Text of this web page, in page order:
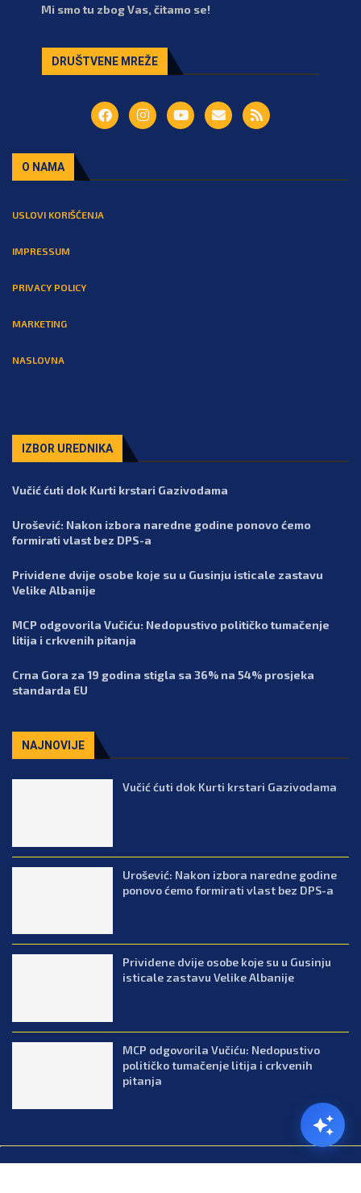
Mi smo tu zbog Vas, čitamo se!
DRUŠTVENE MREŽE
O NAMA
USLOVI KORIŠĆENJA
IMPRESSUM
PRIVACY POLICY
MARKETING
NASLOVNA
IZBOR UREDNIKA
Vučić ćuti dok Kurti krstari Gazivodama
Urošević: Nakon izbora naredne godine ponovo ćemo
formirati vlast bez DPS-a
Prividene dvije osobe koje su u Gusinju isticale zastavu
Velike Albanije
MCP odgovorila Vučiću: Nedopustivo političko tumačenje
litija i crkvenih pitanja
Crna Gora za 19 godina stigla sa 36% na 54% prosjeka
standarda EU
NAJNOVIJE
Vučić ćuti dok Kurti krstari Gazivodama
Urošević: Nakon izbora naredne godine
ponovo ćemo formirati vlast bez DPS-a
Prividene dvije osobe koje su u Gusinju
isticale zastavu Velike Albanije
MCP odgovorila Vučiću: Nedopustivo
političko tumačenje litija i crkvenih
pitanja